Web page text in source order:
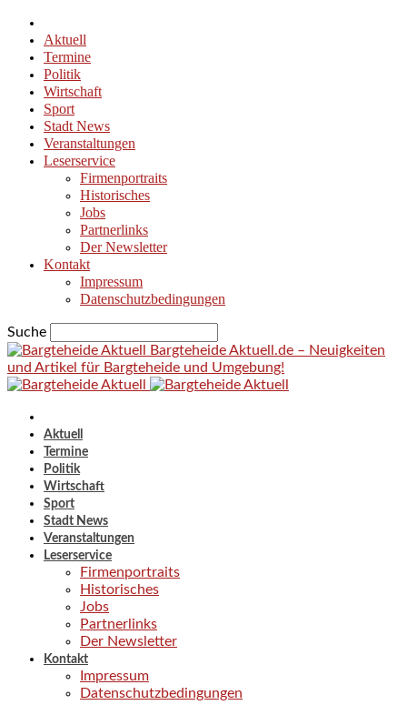
Aktuell
Termine
Politik
Wirtschaft
Sport
Stadt News
Veranstaltungen
Leserservice
Firmenportraits
Historisches
Jobs
Partnerlinks
Der Newsletter
Kontakt
Impressum
Datenschutzbedingungen
Suche
Bargteheide Aktuell.de – Neuigkeiten
und Artikel für Bargteheide und Umgebung!
Aktuell
Termine
Politik
Wirtschaft
Sport
Stadt News
Veranstaltungen
Leserservice
Firmenportraits
Historisches
Jobs
Partnerlinks
Der Newsletter
Kontakt
Impressum
Datenschutzbedingungen